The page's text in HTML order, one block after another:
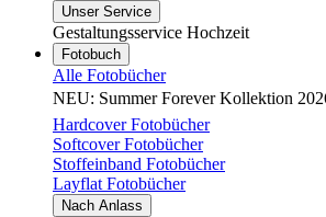
Unser Service
Gestaltungsservice Hochzeit
Fotobuch
Alle Fotobücher
NEU: Summer Forever Kollektion
Hardcover Fotobücher
Softcover Fotobücher
Stoffeinband Fotobücher
Layflat Fotobücher
Nach Anlass